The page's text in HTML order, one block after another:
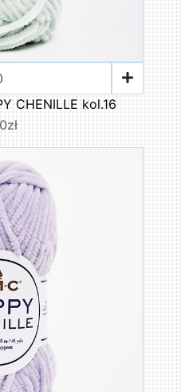
CHENILLE kol.16